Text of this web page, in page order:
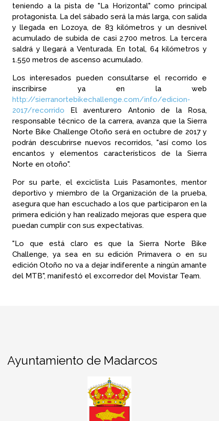
teniendo a la pista de "La Horizontal" como principal
protagonista. La del sábado será la más larga, con salida
y llegada en Lozoya, de 83 kilómetros y un desnivel
acumulado de subida de casi 2.700 metros. La tercera
saldrá y llegará a Venturada. En total, 64 kilómetros y
1.550 metros de ascenso acumulado.
Los interesados pueden consultarse el recorrido e
inscribirse ya en la web
http://sierranortebikechallenge.com/info/edicion-
2017/recorrido El aventurero Antonio de la Rosa,
responsable técnico de la carrera, avanza que la Sierra
Norte Bike Challenge Otoño será en octubre de 2017 y
podrán descubrirse nuevos recorridos, "así como los
encantos y elementos característicos de la Sierra
Norte en otoño".
Por su parte, el exciclista Luis Pasamontes, mentor
deportivo y miembro de la Organización de la prueba,
asegura que han escuchado a los que participaron en la
primera edición y han realizado mejoras que espera que
puedan cumplir con sus expectativas.
"Lo que está claro es que la Sierra Norte Bike
Challenge, ya sea en su edición Primavera o en su
edición Otoño no va a dejar indiferente a ningún amante
del MTB", manifestó el excorredor del Movistar Team.
Ayuntamiento de Madarcos